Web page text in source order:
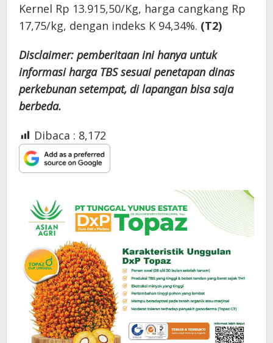
Kernel Rp 13.915,50/Kg, harga cangkang Rp
17,75/kg, dengan indeks K 94,34%. (T2)
Disclaimer: pemberitaan ini hanya untuk
informasi harga TBS sesuai penetapan dinas
perkebunan setempat, di lapangan bisa saja
berbeda.
Dibaca : 8,172